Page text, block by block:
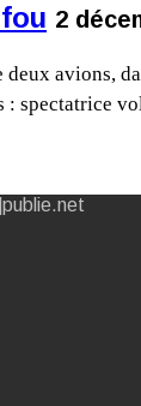
2
avions,
: spectatrice